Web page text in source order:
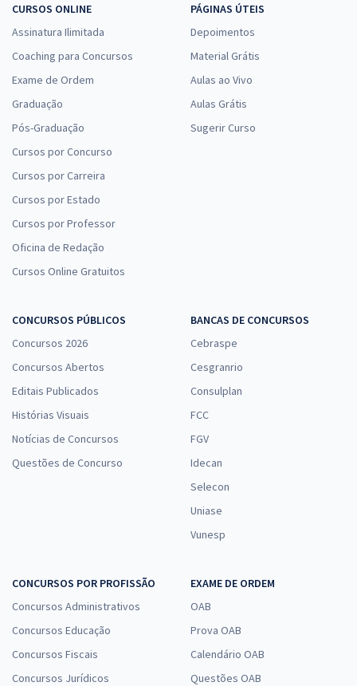
CURSOS ONLINE
Assinatura Ilimitada
Coaching para Concursos
Exame de Ordem
Graduação
Pós-Graduação
Cursos por Concurso
Cursos por Carreira
Cursos por Estado
Cursos por Professor
Oficina de Redação
Cursos Online Gratuitos
PÁGINAS ÚTEIS
Depoimentos
Material Grátis
Aulas ao Vivo
Aulas Grátis
Sugerir Curso
CONCURSOS PÚBLICOS
Concursos 2026
Concursos Abertos
Editais Publicados
Histórias Visuais
Notícias de Concursos
Questões de Concurso
BANCAS DE CONCURSOS
Cebraspe
Cesgranrio
Consulplan
FCC
FGV
Idecan
Selecon
Uniase
Vunesp
CONCURSOS POR PROFISSÃO
Concursos Administrativos
Concursos Educação
Concursos Fiscais
Concursos Jurídicos
EXAME DE ORDEM
OAB
Prova OAB
Calendário OAB
Questões OAB